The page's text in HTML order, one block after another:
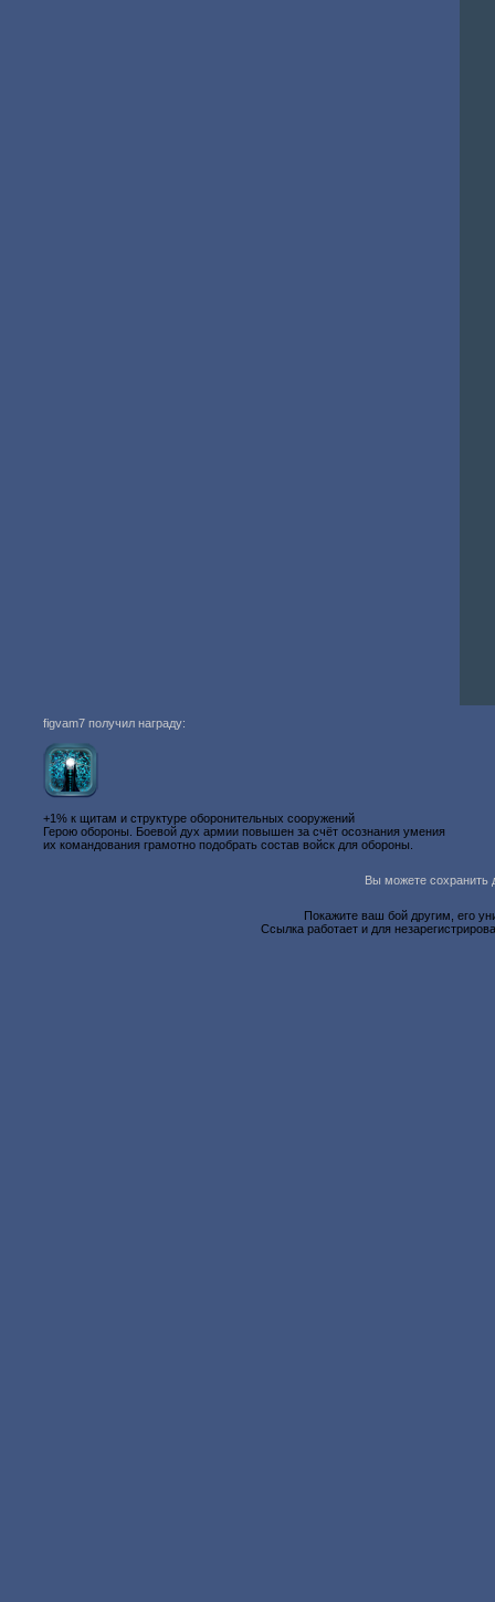
figvam7 получил награду:
+1% к щитам и структуре оборонительных сооружений
Герою обороны. Боевой дух армии повышен за счёт осознания умения
их командования грамотно подобрать состав войск для обороны.
Вы можете сохранить
Покажите ваш бой другим, его
Ссылка работает и для